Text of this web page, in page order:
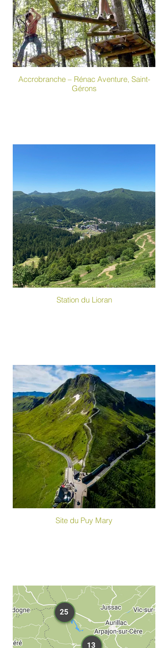
Accrobranche – Rénac Aventure, Saint-
Gérons
Station du Lioran
Site du Puy Mary